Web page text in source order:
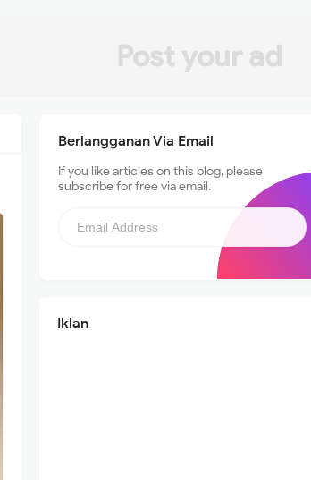
Post your ad
Berlangganan Via Email
If you like articles on this blog, please
subscribe for free via email.
Iklan